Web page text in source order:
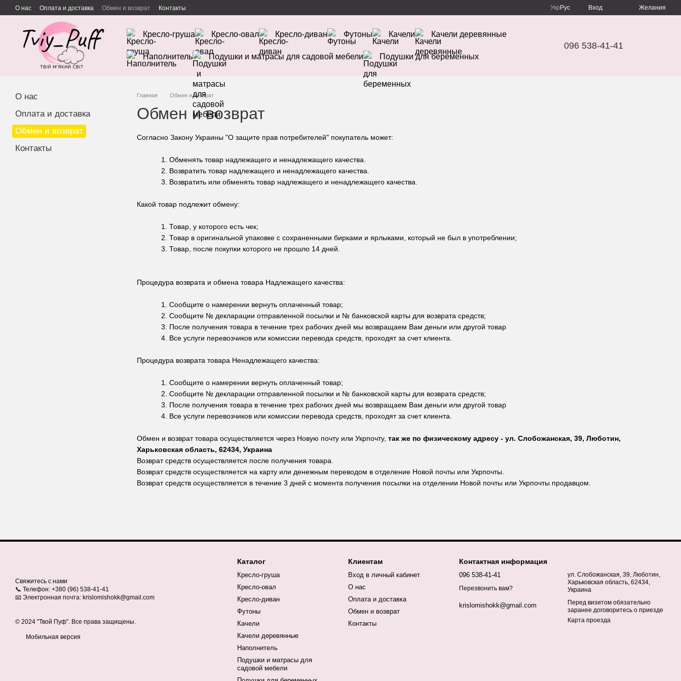
Перейти к основному контенту
О нас Оплата и доставка Обмен и возврат Контакты Укр Рус Вход Желания
Кресло-груша Кресло-овал Кресло-диван Футоны Качели Качели деревянные
Наполнитель Подушки и матрасы для садовой мебели Подушки для беременных
096 538-41-41
Главная Обмен и возврат
Обмен и возврат
Согласно Закону Украины "О защите прав потребителей" покупатель может:
1. Обменять товар надлежащего и ненадлежащего качества.
2. Возвратить товар надлежащего и ненадлежащего качества.
3. Возвратить или обменять товар надлежащего и ненадлежащего качества.
Какой товар подлежит обмену:
1. Товар, у которого есть чек;
2. Товар в оригинальной упаковке с сохраненными бирками и ярлыками, который не был в употреблении;
3. Товар, после покупки которого не прошло 14 дней.
Процедура возврата и обмена товара Надлежащего качества:
1. Сообщите о намерении вернуть оплаченный товар;
2. Сообщите № декларации отправленной посылки и № банковской карты для возврата средств;
3. После получения товара в течение трех рабочих дней мы возвращаем Вам деньги или другой товар
4. Все услуги перевозчиков или комиссии перевода средств, проходят за счет клиента.
Процедура возврата товара Ненадлежащего качества:
1. Сообщите о намерении вернуть оплаченный товар;
2. Сообщите № декларации отправленной посылки и № банковской карты для возврата средств;
3. После получения товара в течение трех рабочих дней мы возвращаем Вам деньги или другой товар
4. Все услуги перевозчиков или комиссии перевода средств, проходят за счет клиента.
Обмен и возврат товара осуществляется через Новую почту или Укрпочту, так же по физическому адресу - ул. Слобожанская, 39, Люботин,
Харьковская область, 62434, Украина
Возврат средств осуществляется после получения товара.
Возврат средств осуществляется на карту или денежным переводом в отделение Новой почты или Укрпочты.
Возврат средств осуществляется в течение 3 дней с момента получения посылки на отделении Новой почты или Укрпочты продавцом.
О нас
Оплата и доставка
Обмен и возврат
Контакты
Свяжитесь с нами
📞 Телефон: +380 (96) 538-41-41
📧 Электронная почта: krislomishokk@gmail.com
© 2024 "Твой Пуф". Все права защищены.
Мобильная версия
Каталог
Кресло-груша
Кресло-овал
Кресло-диван
Футоны
Качели
Качели деревянные
Наполнитель
Подушки и матрасы для
садовой мебели
Клиентам
Вход в личный кабинет
О нас
Оплата и доставка
Обмен и возврат
Контакты
Контактная информация
096 538-41-41
Перезвонить вам?
krislomishokk@gmail.com
ул. Слобожанская, 39, Люботин,
Харьковская область, 62434,
Украина
Перед визитом обязательно
заранее договоритесь о приезде
Карта проезда